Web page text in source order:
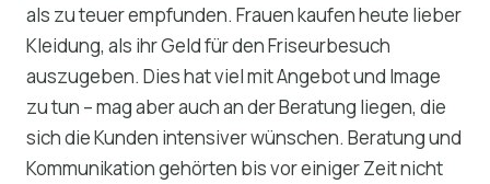
als zu teuer empfunden. Frauen kaufen heute lieber
Kleidung, als ihr Geld für den Friseurbesuch
auszugeben. Dies hat viel mit Angebot und Image
zu tun – mag aber auch an der Beratung liegen, die
sich die Kunden intensiver wünschen. Beratung und
Kommunikation gehörten bis vor einiger Zeit nicht